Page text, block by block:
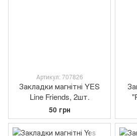
Артикул: 707826
Закладки магнітні YES
Line Friends, 2шт.
50 грн